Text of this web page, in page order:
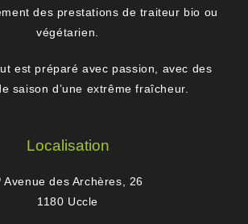
des prestations de traiteur bio ou
végétarien.
est préparé avec passion, avec des
saison d’une extrême fraîcheur.
Localisation
Avenue des Archères, 26
1180 Uccle